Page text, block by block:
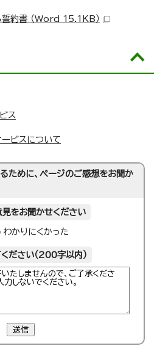
約書 （Word 15.1KB）
ス
ビスについて
ために、ページのご感想をお聞か
をお聞かせください
わかりにくかった
ださい（200字以内）
送信